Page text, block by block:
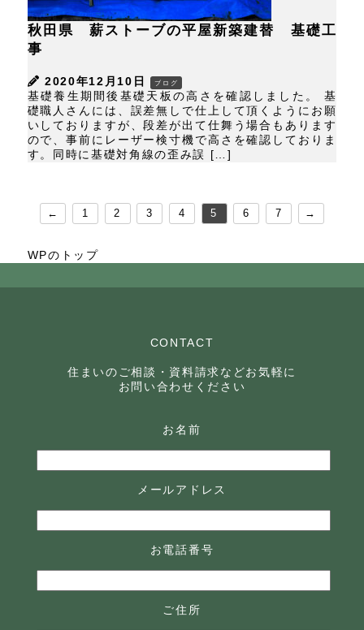
秋田県 薪ストーブの平屋新築建替 基礎工
事
2020年12月10日 ブログ
基礎養生期間後基礎天板の高さを確認しました。 基
礎職人さんには、誤差無しで仕上して頂くようにお願
いしておりますが、段差が出て仕舞う場合もあります
ので、事前にレーザー検寸機で高さを確認しておりま
す。同時に基礎対角線の歪み誤 […]
← 1 2 3 4 5 6 7 →
WPのトップ
CONTACT
住まいのご相談・資料請求などお気軽に
お問い合わせください
お名前
メールアドレス
お電話番号
ご住所